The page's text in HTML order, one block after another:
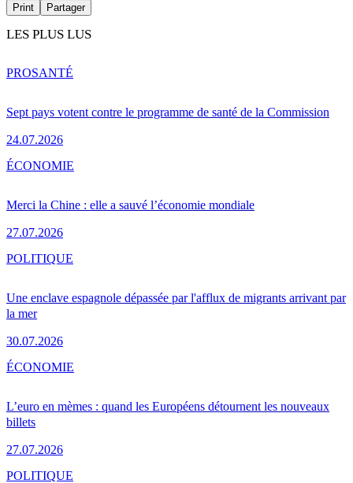
Print Partager
LES PLUS LUS
Sept pays votent contre le programme de santé de la Commission
24.07.2026
PROSANTÉ
Merci la Chine : elle a sauvé l’économie mondiale
27.07.2026
ÉCONOMIE
Une enclave espagnole dépassée par l'afflux de migrants arrivant par
la mer
30.07.2026
POLITIQUE
L’euro en mèmes : quand les Européens détournent les nouveaux
billets
27.07.2026
ÉCONOMIE
POLITIQUE